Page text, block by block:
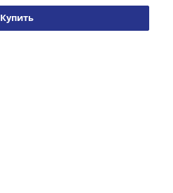
Купить